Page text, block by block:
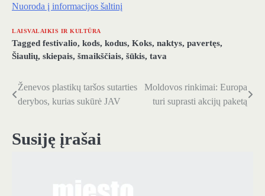
Nuoroda į informacijos šaltinį
LAISVALAIKIS IR KULTŪRA
Tagged festivalio, kods, kodus, Koks, naktys, pavertęs,
Šiaulių, skiepais, šmaikščiais, šūkis, tava
Navigacija
tarp
įrašų
Ženevos plastikų taršos sutarties
derybos, kurias sukūrė JAV
Moldovos rinkimai: Europa
turi suprasti akcijų paketą
Susiję įrašai